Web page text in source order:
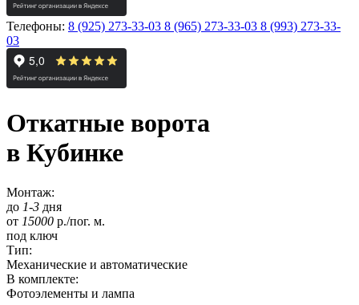
Телефоны: 8 (925) 273-33-03 8 (965) 273-33-03 8 (993) 273-33-
03
Откатные ворота
в Кубинке
Монтаж:
до 1-3 дня
от 15000 р./пог. м.
под ключ
Тип:
Механические и автоматические
В комплекте:
Фотоэлементы и лампа